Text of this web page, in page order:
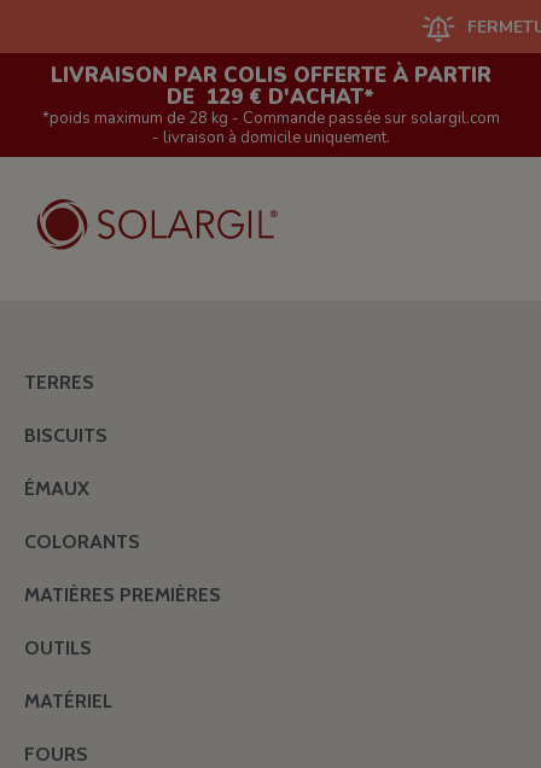
FERMETURE
LIVRAISON PAR COLIS OFFERTE À PARTIR
DE 129 € D'ACHAT*
*poids maximum de 28 kg - Commande passée sur solargil.com
- livraison à domicile uniquement.
TERRES
BISCUITS
ÉMAUX
COLORANTS
MATIÈRES PREMIÈRES
OUTILS
MATÉRIEL
FOURS